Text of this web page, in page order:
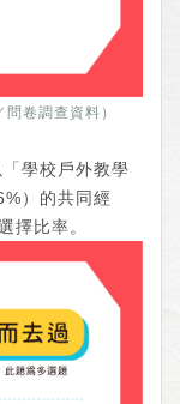
卷調查資料）
學校戶外教學
）的共同經
擇比率。